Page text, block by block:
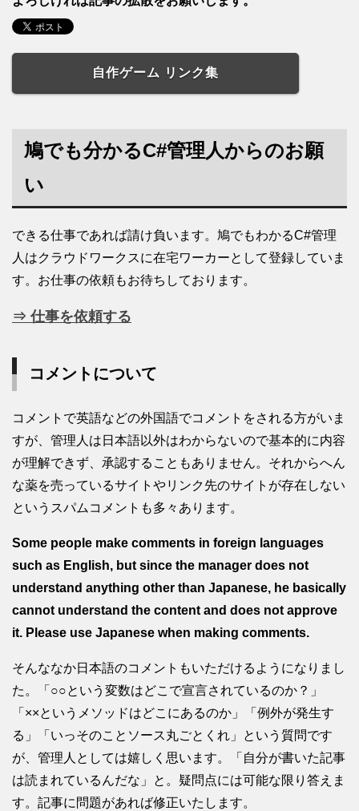
自作ゲーム リンク集
鳩でも分かるC#管理人からのお願
い
できる仕事であれば請け負います。鳩でもわかるC#管理
人はクラウドワークスに在宅ワーカーとして登録していま
す。お仕事の依頼もお待ちしております。
⇒ 仕事を依頼する
コメントについて
コメントで英語などの外国語でコメントをされる方がいま
すが、管理人は日本語以外はわからないので基本的に内容
が理解できず、承認することもありません。それからへん
な薬を売っているサイトやリンク先のサイトが存在しない
というスパムコメントも多々あります。
Some people make comments in foreign languages
such as English, but since the manager does not
understand anything other than Japanese, he basically
cannot understand the content and does not approve
it. Please use Japanese when making comments.
そんななか日本語のコメントもいただけるようになりまし
た。「○○という変数はどこで宣言されているのか？」
「××というメソッドはどこにあるのか」「例外が発生す
る」「いっそのことソース丸ごとくれ」という質問です
が、管理人としては嬉しく思います。「自分が書いた記事
は読まれているんだな」と。疑問点には可能な限り答えま
す。記事に問題があれば修正いたします。